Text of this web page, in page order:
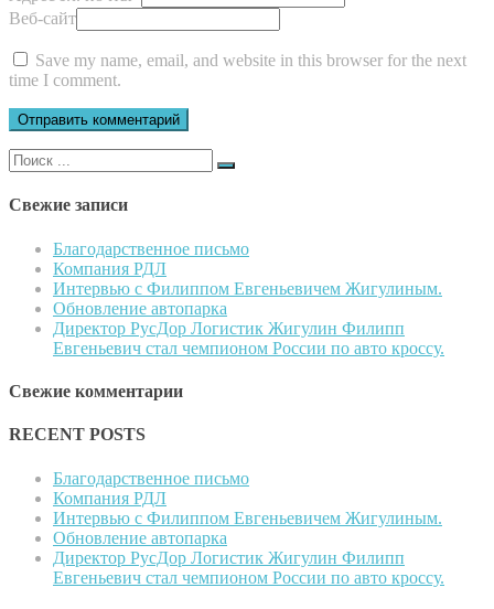
Веб-сайт
Save my name, email, and website in this browser for the next
time I comment.
Поиск
для:
Свежие записи
Благодарственное письмо
Компания РДЛ
Интервью с Филиппом Евгеньевичем Жигулиным.
Обновление автопарка
Директор РусДор Логистик Жигулин Филипп
Евгеньевич стал чемпионом России по авто кроссу.
Свежие комментарии
RECENT POSTS
Благодарственное письмо
Компания РДЛ
Интервью с Филиппом Евгеньевичем Жигулиным.
Обновление автопарка
Директор РусДор Логистик Жигулин Филипп
Евгеньевич стал чемпионом России по авто кроссу.